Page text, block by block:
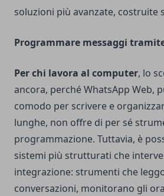
soluzioni più avanzate, costruite
Programmare messaggi
Per chi lavora al computer, lo
ancora, perché WhatsApp Web,
comodo per scrivere e
lunghe, non offre di per sé
programmazione. Tuttavia, è
sistemi più strutturati che
integrazione: strumenti che
conversazioni, monitorano gli